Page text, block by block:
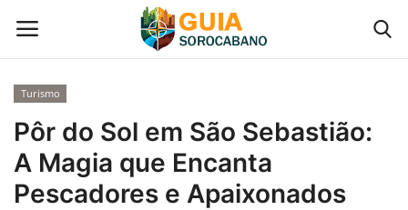
Início
Contato
Turismo
Pôr do Sol em São Sebastião:
A Magia que Encanta
Pescadores e Apaixonados